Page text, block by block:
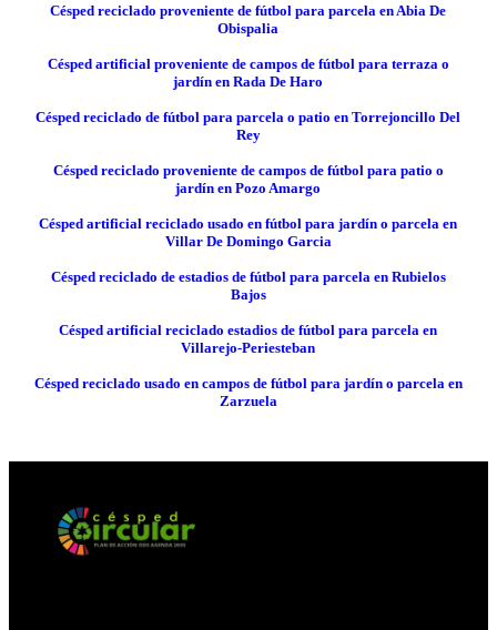
Césped reciclado proveniente de fútbol para parcela en Abia De
Obispalia
Césped artificial proveniente de campos de fútbol para terraza o
jardín en Rada De Haro
Césped reciclado de fútbol para parcela o patio en Torrejoncillo Del
Rey
Césped reciclado proveniente de campos de fútbol para patio o
jardín en Pozo Amargo
Césped artificial reciclado usado en fútbol para jardín o parcela en
Villar De Domingo Garcia
Césped reciclado de estadios de fútbol para parcela en Rubielos
Bajos
Césped artificial reciclado estadios de fútbol para parcela en
Villarejo-Periesteban
Césped reciclado usado en campos de fútbol para jardín o parcela en
Zarzuela